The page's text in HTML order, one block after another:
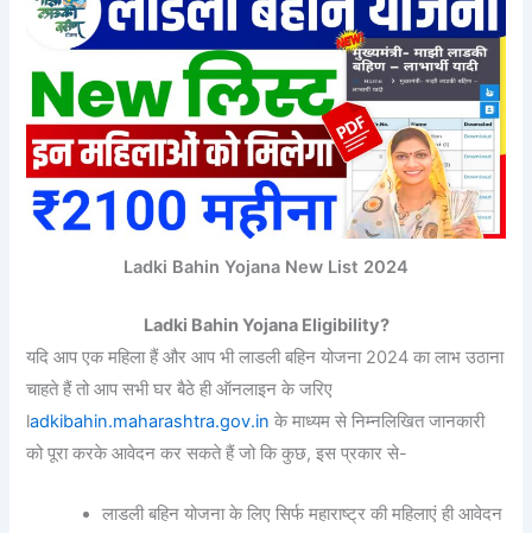
Ladki Bahin Yojana New List 2024
Ladki Bahin Yojana Eligibility?
यदि आप एक महिला हैं और आप भी लाडली बहिन योजना 2024 का लाभ उठाना
चाहते हैं तो आप सभी घर बैठे ही ऑनलाइन के जरिए
ladkibahin.maharashtra.gov.in के माध्यम से निम्नलिखित जानकारी
को पूरा करके आवेदन कर सकते हैं जो कि कुछ, इस प्रकार से-
लाडली बहिन योजना के लिए सिर्फ महाराष्ट्र की महिलाएं ही आवेदन